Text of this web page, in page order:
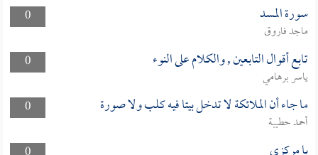
0
سورة المسد
ماجد فاروق
0
تابع أقوال التابعين , والكلام على النوء
ياسر برهامي
0
ما جاء أن الملائكة لا تدخل بيتا فيه كلب ولا صورة
أحمد حطيبة